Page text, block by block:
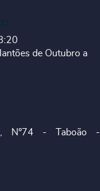
de Outubro a
Nº74 - Taboão -